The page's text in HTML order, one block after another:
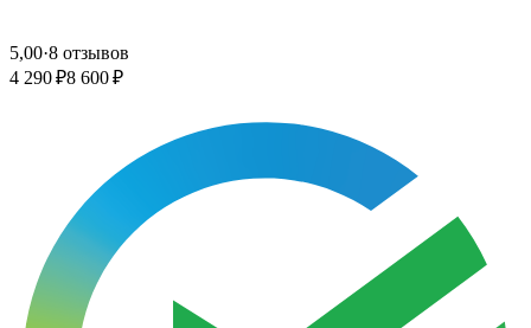
5,00·8 отзывов
4 290 ₽8 600 ₽